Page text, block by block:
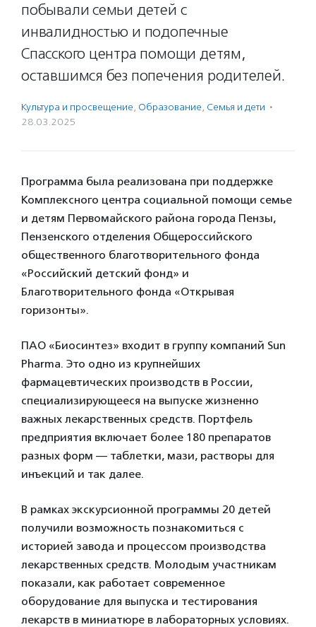
побывали семьи детей с
инвалидностью и подопечные
Спасского центра помощи детям,
оставшимся без попечения родителей.
Культура и просвещение, Образование, Семья и дети ·
28.03.2025
Программа была реализована при поддержке
Комплексного центра социальной помощи семье
и детям Первомайского района города Пензы,
Пензенского отделения Общероссийского
общественного благотворительного фонда
«Российский детский фонд» и
Благотворительного фонда «Открывая
горизонты».
ПАО «Биосинтез» входит в группу компаний Sun
Pharma. Это одно из крупнейших
фармацевтических производств в России,
специализирующееся на выпуске жизненно
важных лекарственных средств. Портфель
предприятия включает более 180 препаратов
разных форм — таблетки, мази, растворы для
инъекций и так далее.
В рамках экскурсионной программы 20 детей
получили возможность познакомиться с
историей завода и процессом производства
лекарственных средств. Молодым участникам
показали, как работает современное
оборудование для выпуска и тестирования
лекарств в миниатюре в лабораторных условиях.